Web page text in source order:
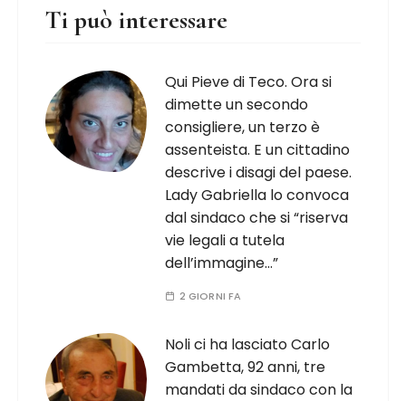
Ti può interessare
Qui Pieve di Teco. Ora si
dimette un secondo
consigliere, un terzo è
assenteista. E un cittadino
descrive i disagi del paese.
Lady Gabriella lo convoca
dal sindaco che si “riserva
vie legali a tutela
dell’immagine…”
2 GIORNI FA
Noli ci ha lasciato Carlo
Gambetta, 92 anni, tre
mandati da sindaco con la